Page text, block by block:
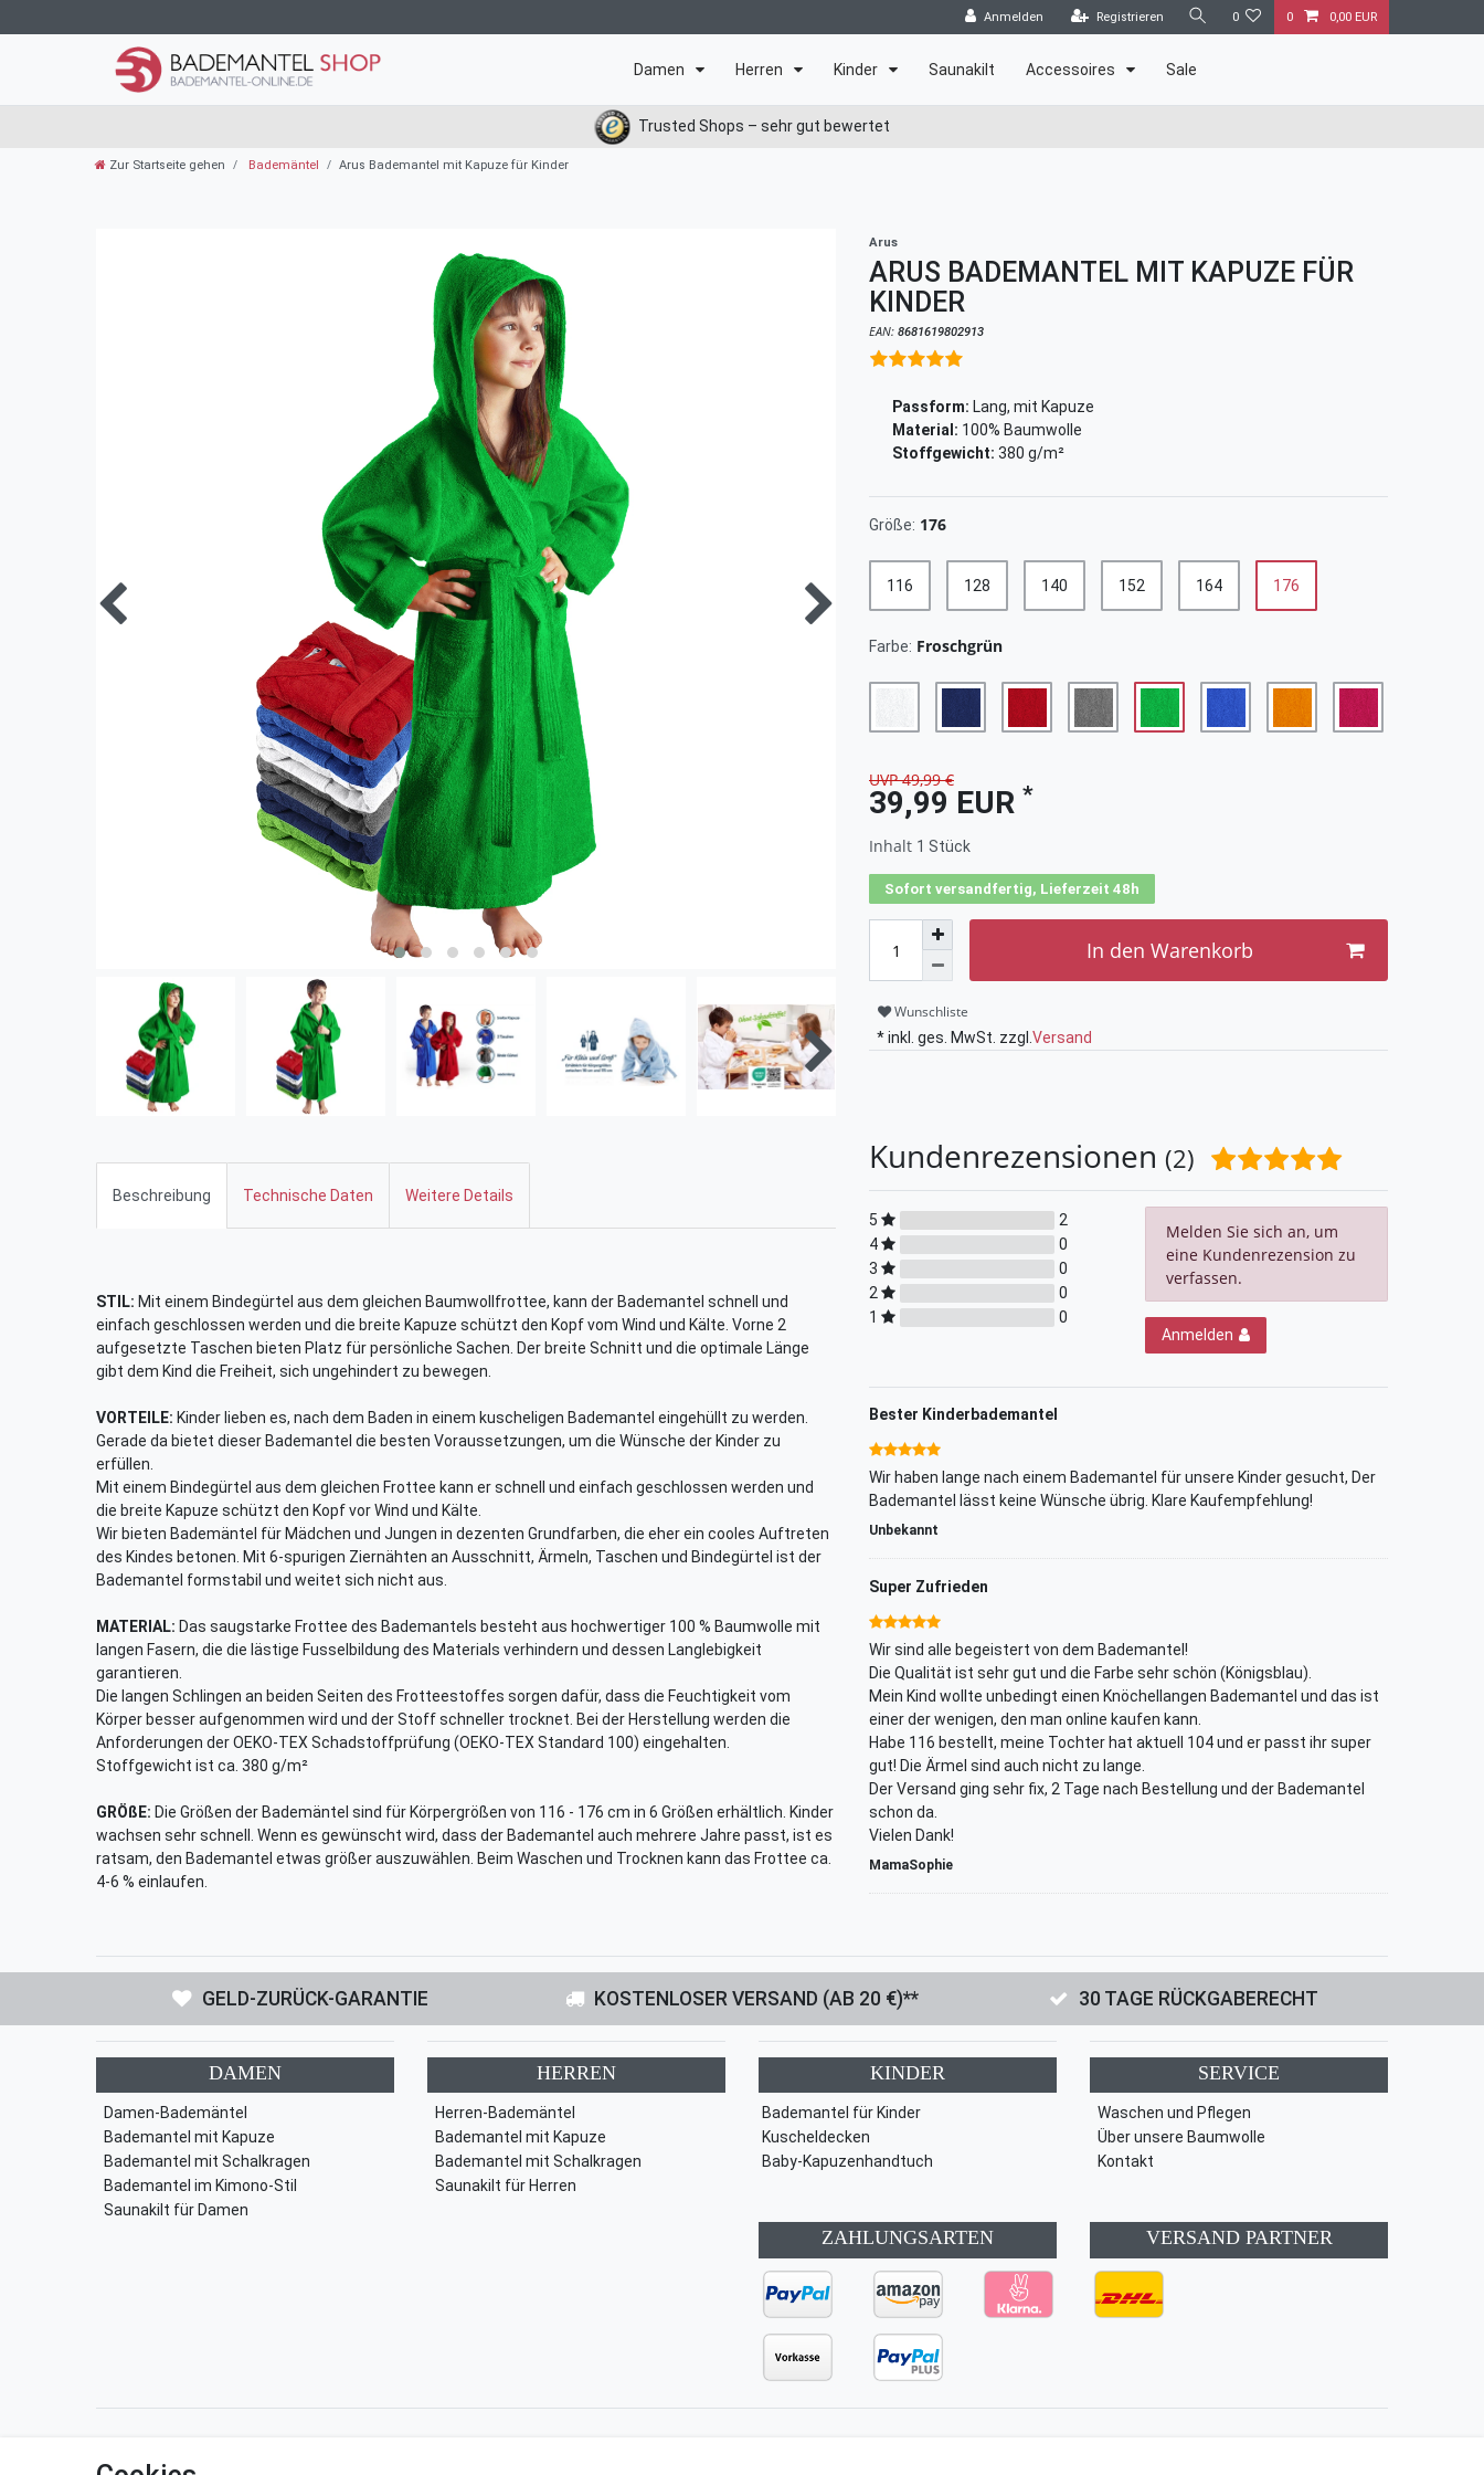
Anmelden Registrieren 0 0 0,00 EUR
Damen Herren Kinder Saunakilt Accessoires Sale
Trusted Shops – sehr gut bewertet
Zur Startseite gehen Bademäntel Arus Bademantel mit Kapuze für Kinder
Arus
ARUS BADEMANTEL MIT KAPUZE FÜR
KINDER
EAN: 8681619802913
Passform: Lang, mit Kapuze
Material: 100% Baumwolle
Stoffgewicht: 380 g/m²
Größe: 176
116 128 140 152 164 176
Farbe: Froschgrün
UVP 49,99 €
39,99 EUR *
Inhalt 1 Stück
Sofort versandfertig, Lieferzeit 48h
In den Warenkorb
Wunschliste
* inkl. ges. MwSt. zzgl.Versand
Beschreibung Technische Daten Weitere Details
STIL: Mit einem Bindegürtel aus dem gleichen Baumwollfrottee, kann der Bademantel schnell und
einfach geschlossen werden und die breite Kapuze schützt den Kopf vom Wind und Kälte. Vorne 2
aufgesetzte Taschen bieten Platz für persönliche Sachen. Der breite Schnitt und die optimale Länge
gibt dem Kind die Freiheit, sich ungehindert zu bewegen.
VORTEILE: Kinder lieben es, nach dem Baden in einem kuscheligen Bademantel eingehüllt zu werden.
Gerade da bietet dieser Bademantel die besten Voraussetzungen, um die Wünsche der Kinder zu
erfüllen.
Mit einem Bindegürtel aus dem gleichen Frottee kann er schnell und einfach geschlossen werden und
die breite Kapuze schützt den Kopf vor Wind und Kälte.
Wir bieten Bademäntel für Mädchen und Jungen in dezenten Grundfarben, die eher ein cooles Auftreten
des Kindes betonen. Mit 6-spurigen Ziernähten an Ausschnitt, Ärmeln, Taschen und Bindegürtel ist der
Bademantel formstabil und weitet sich nicht aus.
MATERIAL: Das saugstarke Frottee des Bademantels besteht aus hochwertiger 100 % Baumwolle mit
langen Fasern, die die lästige Fusselbildung des Materials verhindern und dessen Langlebigkeit
garantieren.
Die langen Schlingen an beiden Seiten des Frotteestoffes sorgen dafür, dass die Feuchtigkeit vom
Körper besser aufgenommen wird und der Stoff schneller trocknet. Bei der Herstellung werden die
Anforderungen der OEKO-TEX Schadstoffprüfung (OEKO-TEX Standard 100) eingehalten.
Stoffgewicht ist ca. 380 g/m²
GRÖßE: Die Größen der Bademäntel sind für Körpergrößen von 116 - 176 cm in 6 Größen erhältlich. Kinder
wachsen sehr schnell. Wenn es gewünscht wird, dass der Bademantel auch mehrere Jahre passt, ist es
ratsam, den Bademantel etwas größer auszuwählen. Beim Waschen und Trocknen kann das Frottee ca.
4-6 % einlaufen.
Kundenrezensionen (2)
5
2
4
0
3
0
2
0
1
0
Melden Sie sich an, um
eine Kundenrezension zu
verfassen.
Anmelden
Bester Kinderbademantel
Wir haben lange nach einem Bademantel für unsere Kinder gesucht, Der
Bademantel lässt keine Wünsche übrig. Klare Kaufempfehlung!
Unbekannt
Super Zufrieden
Wir sind alle begeistert von dem Bademantel!
Die Qualität ist sehr gut und die Farbe sehr schön (Königsblau).
Mein Kind wollte unbedingt einen Knöchellangen Bademantel und das ist
einer der wenigen, den man online kaufen kann.
Habe 116 bestellt, meine Tochter hat aktuell 104 und er passt ihr super
gut! Die Ärmel sind auch nicht zu lange.
Der Versand ging sehr fix, 2 Tage nach Bestellung und der Bademantel
schon da.
Vielen Dank!
MamaSophie
GELD-ZURÜCK-GARANTIE KOSTENLOSER VERSAND (AB 20 €)** 30 TAGE RÜCKGABERECHT
DAMEN
Damen-Bademäntel
Bademantel mit Kapuze
Bademantel mit Schalkragen
Bademantel im Kimono-Stil
Saunakilt für Damen
HERREN
Herren-Bademäntel
Bademantel mit Kapuze
Bademantel mit Schalkragen
Saunakilt für Herren
KINDER
Bademantel für Kinder
Kuscheldecken
Baby-Kapuzenhandtuch
SERVICE
Waschen und Pflegen
Über unsere Baumwolle
Kontakt
ZAHLUNGSARTEN VERSAND PARTNER